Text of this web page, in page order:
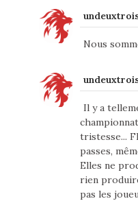
Nous
Il y a
tristesse...
passes,
Elles ne
rien
pas les